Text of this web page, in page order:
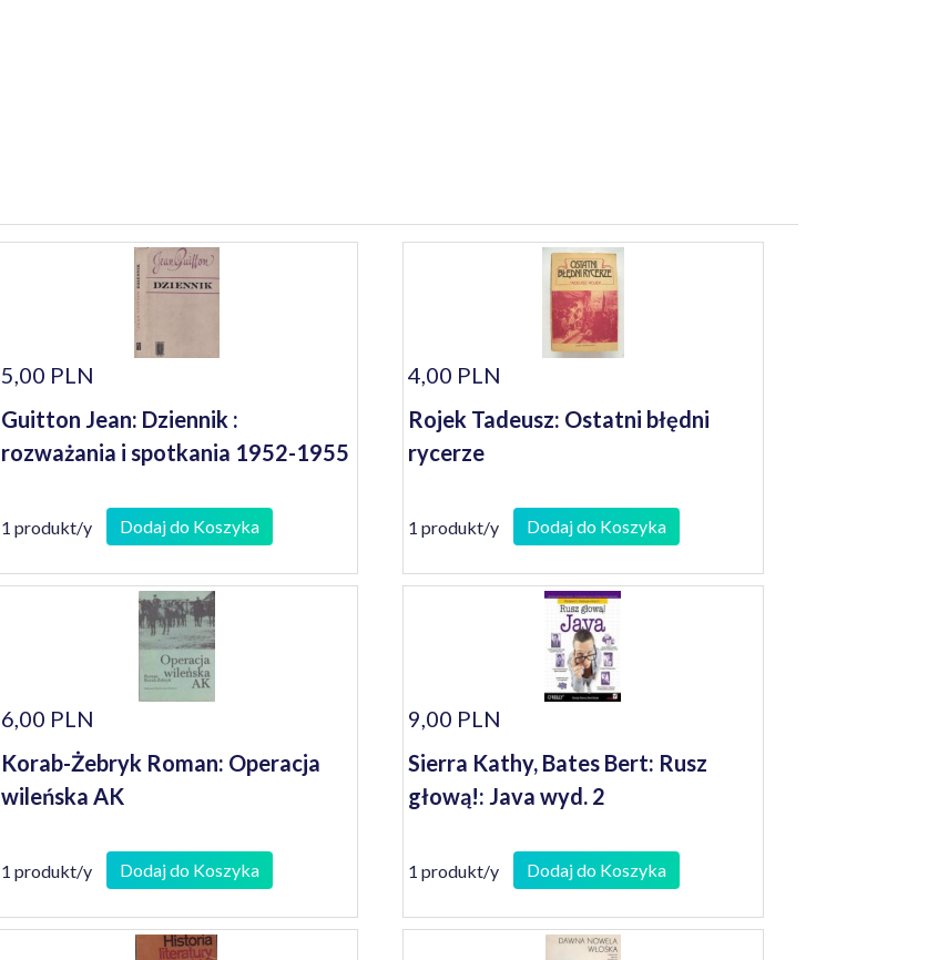
5,00 PLN
Guitton Jean: Dziennik :
rozważania i spotkania 1952-1955
1 produkt/y Dodaj do Koszyka
4,00 PLN
Rojek Tadeusz: Ostatni błędni
rycerze
1 produkt/y Dodaj do Koszyka
6,00 PLN
Korab-Żebryk Roman: Operacja
wileńska AK
1 produkt/y Dodaj do Koszyka
9,00 PLN
Sierra Kathy, Bates Bert: Rusz
głową!: Java wyd. 2
1 produkt/y Dodaj do Koszyka